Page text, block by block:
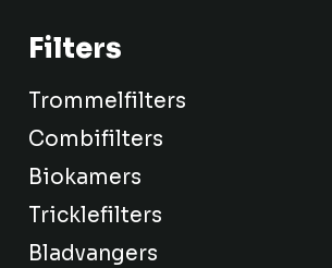
Filters
Trommelfilters
Combifilters
Biokamers
Tricklefilters
Bladvangers